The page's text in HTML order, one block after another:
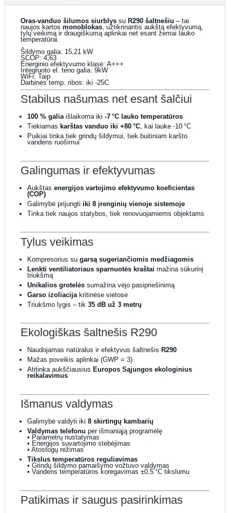
Oras-vanduo šilumos siurblyssu R290 šaltnešiu – tai
naujos kartos monoblokas, užtikrinantis aukštą efektyvumą,
tylų veikimą ir draugiškumą aplinkai net esant žemai lauko
temperatūrai.
Šildymo galia: 15,21 kW
SCOP: 4,63
Energinio efektyvumo klasė: A+++
Integruoto el. teno galia: 9kW
WiFi: Taip
Darbinės temp. ribos: iki -25C
Stabilus našumas net esant šalčiui
100 % galiaišlaikoma iki -7 °C lauko temperatūros
Tiekiamas karštas vanduo iki +80 °C, kai lauke -10 °C
Puikiai tinka tiek grindų šildymui, tiek buitiniam karšto
vandens ruošimui
Galingumas ir efektyvumas
Aukštas energijos vartojimo efektyvumo koeficientas
(COP)
Galimybė prijungti iki 8 įrenginių vienoje sistemoje
Tinka tiek naujos statybos, tiek renovuojamiems objektams
Tylus veikimas
Kompresorius su garsą sugeriančiomis medžiagomis
Lenkti ventiliatoriaus sparnuotės kraštai mažina sūkurinį
triukšmą
Unikalios grotelėssumažina vėjo pasipriešinimą
Garso izoliacijakritinėse vietose
Triukšmo lygis – tik 35 dB už 3 metrų
Ekologiškas šaltnešis R290
Naudojamas natūralus ir efektyvus šaltnešis R290
Mažas poveikis aplinkai (GWP = 3)
Atitinka aukščiausius Europos Sąjungos ekologinius
reikalavimus
Išmanus valdymas
Galimybė valdyti iki 8 skirtingų kambarių
Valdymas telefonu per išmaniąją programėlę
• Parametrų nustatymas
• Energijos suvartojimo stebėjimas
• Atostogų režimas
Tikslus temperatūros reguliavimas
• Grindų šildymo pamaišymo vožtuvo valdymas
• Vandens temperatūros koregavimas ±0,5 °C tikslumu
Patikimas ir saugus pasirinkimas